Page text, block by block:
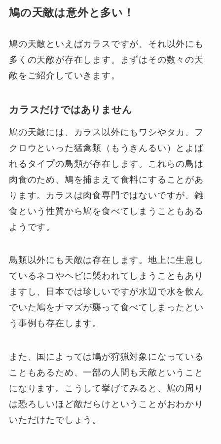
鳩の天敵は意外と多い！
鳩の天敵といえばカラスですが、それ以外にも
多くの天敵が存在します。まずはその数々の天
敵をご紹介していきます。
カラスだけではありません
鳩の天敵には、カラス以外にもワシやタカ、フ
クロウといった猛禽類（もうきんるい）とよば
れるタイプの鳥類が存在します。これらの鳥は
肉食のため、鳩を捕まえて食料にすることがあ
ります。カラスは肉食専門ではないですが、雑
食という性質から鳩を食べてしまうこともある
ようです。
鳥類以外にも天敵は存在します。地上に生息し
ているネコやヘビに襲われてしまうこともあり
ますし、日本では珍しいですが水辺で水を飲ん
でいた鳩をナマズが襲って食べてしまったとい
う事例も存在します。
また、国によっては鳩が狩猟対象になっている
こともあるため、一部の人間も天敵ということ
になります。こうして挙げてみると、鳩の周り
は恐ろしいほど敵だらけということがおわかり
いただけたでしょう。